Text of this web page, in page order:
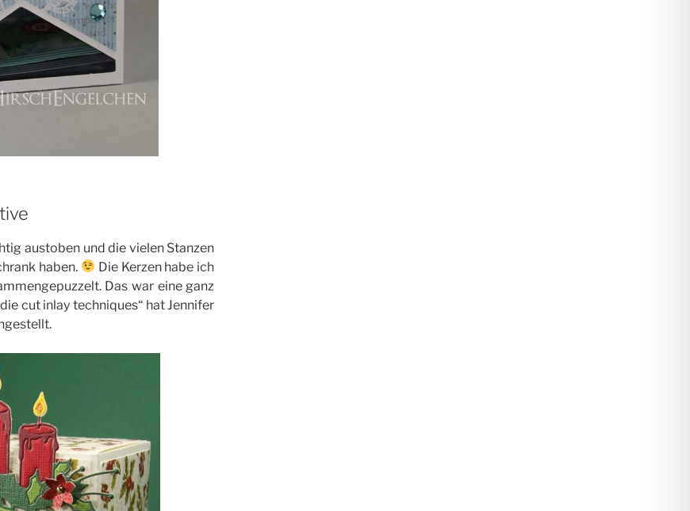
austoben und die vielen Stanzen
haben.
Die Kerzen habe ich
Das war eine ganz
cut inlay techniques“ hat Jennifer